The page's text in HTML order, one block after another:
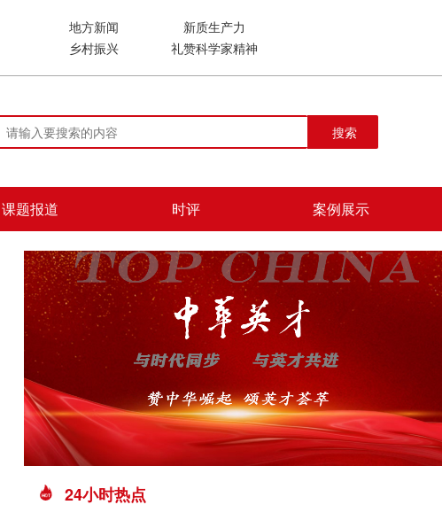
地方新闻
新质生产力
乡村振兴 礼赞科学家精神
搜索
课题报道 时评 案例展示
24小时热点